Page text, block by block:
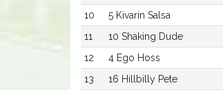
10
5 Kivarin Salsa
11
10 Shaking Dude
12
4 Ego Hoss
13
16 Hillbilly Pete